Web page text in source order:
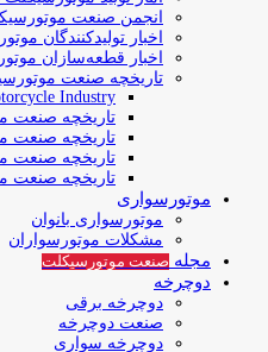
انجمن صنعت
اخبار تولیدکنندگان
اخبار قطعه‌سازان
تاریخچه صنعت
Industry
تاریخچه صنعت
تاریخچه صنعت
تاریخچه صنعت
تاریخچه صنعت
موتورسواری
موتورسواری بانوان
مشکلات موتورسواران
مجله صنعت موتورسیکلت
دوچرخه
دوچرخه برقی
صنعت دوچرخه
دوچرخه سواری